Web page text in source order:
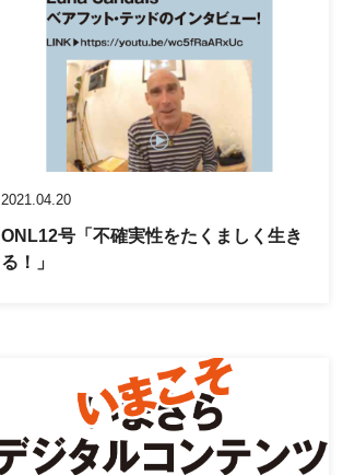
2021.04.20
ONL12号「不確実性をたくましく生き
る！」